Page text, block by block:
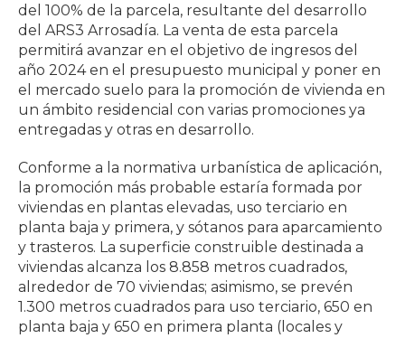
del 100% de la parcela, resultante del desarrollo
del ARS3 Arrosadía. La venta de esta parcela
permitirá avanzar en el objetivo de ingresos del
año 2024 en el presupuesto municipal y poner en
el mercado suelo para la promoción de vivienda en
un ámbito residencial con varias promociones ya
entregadas y otras en desarrollo.
Conforme a la normativa urbanística de aplicación,
la promoción más probable estaría formada por
viviendas en plantas elevadas, uso terciario en
planta baja y primera, y sótanos para aparcamiento
y trasteros. La superficie construible destinada a
viviendas alcanza los 8.858 metros cuadrados,
alrededor de 70 viviendas; asimismo, se prevén
1.300 metros cuadrados para uso terciario, 650 en
planta baja y 650 en primera planta (locales y